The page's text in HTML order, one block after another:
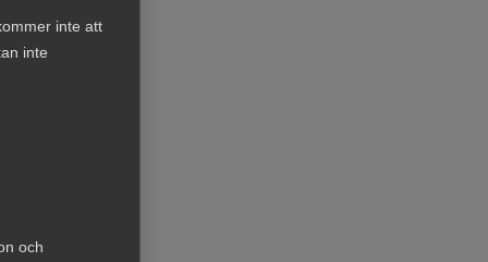
inte att
inte
och